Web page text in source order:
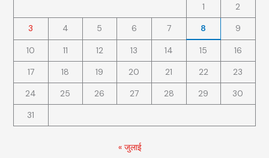
1
2
3
4 5 6 7 8 9
10 11 12 13 14 15
16
17
18 19 20 21 22
23
24
25 26 27 28 29
30
31
« जुलाई